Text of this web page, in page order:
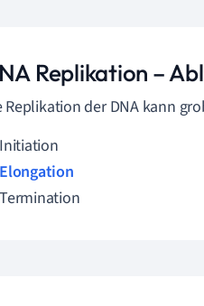
Replikation –
Replikation der DNA kann
Initiation
Elongation
Termination